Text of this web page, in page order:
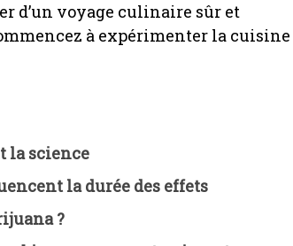
d’un voyage culinaire sûr et
à expérimenter la cuisine
la science
la durée des effets
?